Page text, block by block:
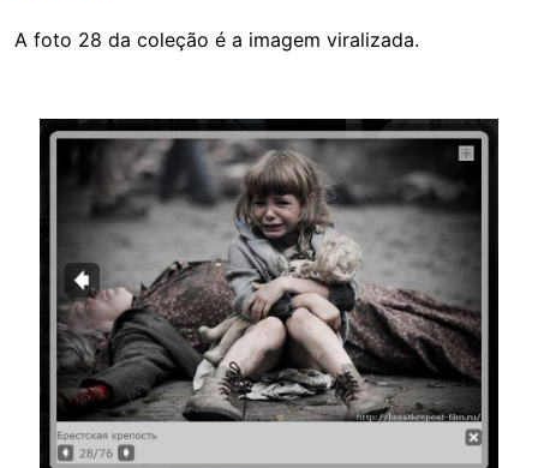
A foto 28 da coleção é a imagem viralizada.
Image